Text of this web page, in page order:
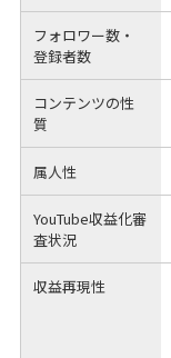
フォロワー数・
登録者数
コンテンツの性
質
属人性
YouTube収益化審
査状況
収益再現性